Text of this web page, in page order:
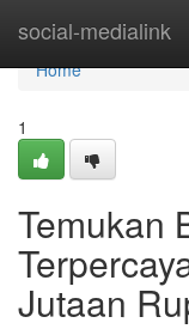
social-medialink
Home
Home
1
Temukan
Jutaan